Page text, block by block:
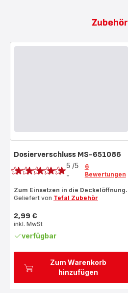
Zubehör
Zum Warenkorb
hinzufügen
Dosierverschluss MS-651086
Bewertung
mit
5
(Durchschnitt)
5 /5
-
6
Bewertungen
Zum Einsetzen in die Deckelöffnung.
Geliefert von Tefal Zubehör
Preis
2,99 €
inkl. MwSt
verfügbar